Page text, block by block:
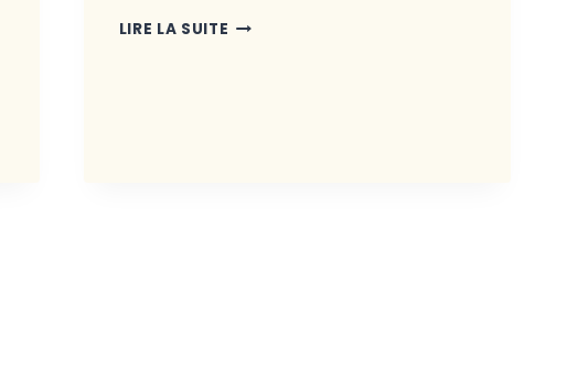
LIRE LA SUITE